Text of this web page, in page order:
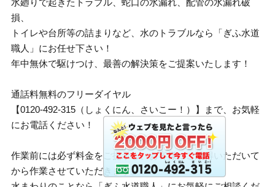
水廻りで起きたトラブル、蛇口の水漏れ、配管の水漏れ破
損、
トイレや台所等の詰まりなど、水のトラブルなら「ぎふ水道
職人」にお任せ下さい！
年中無休で駆けつけ、最善の解決策をご提案いたします！
通話料無料のフリーダイヤル
【0120-492-315（しょくにん、さいこー！）】まで、お気軽
にお電話ください！
作業前には必ず料金をご提示し、お客様にご納得いただいて
から作業させていただきます。